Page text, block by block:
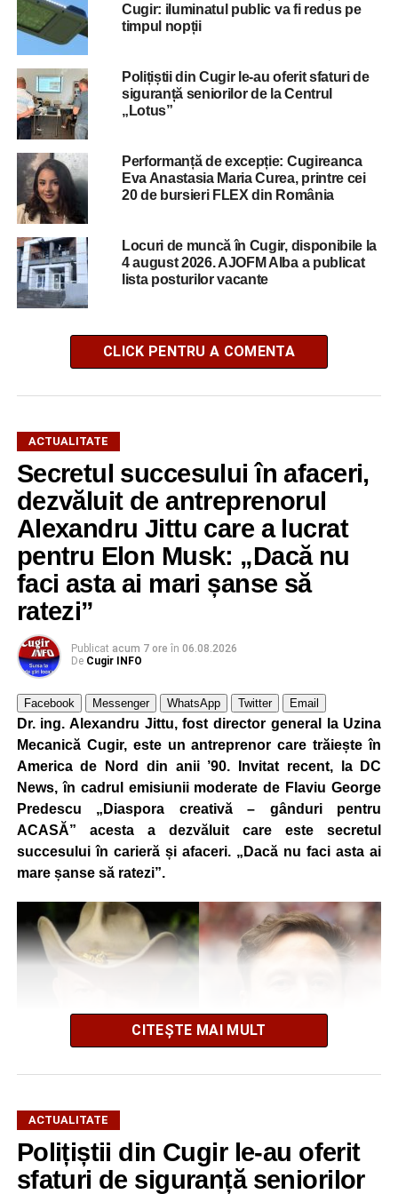
Cugir: iluminatul public va fi redus pe
timpul nopții
Polițiștii din Cugir le-au oferit sfaturi de
siguranță seniorilor de la Centrul
„Lotus”
Performanță de excepție: Cugireanca
Eva Anastasia Maria Curea, printre cei
20 de bursieri FLEX din România
Locuri de muncă în Cugir, disponibile la
4 august 2026. AJOFM Alba a publicat
lista posturilor vacante
CLICK PENTRU A COMENTA
ACTUALITATE
Secretul succesului în afaceri,
dezvăluit de antreprenorul
Alexandru Jittu care a lucrat
pentru Elon Musk: „Dacă nu
faci asta ai mari șanse să
ratezi”
Publicat acum 7 ore în 06.08.2026
De Cugir INFO
Facebook Messenger WhatsApp Twitter Email
Dr. ing. Alexandru Jittu, fost director general la Uzina
Mecanică Cugir, este un antreprenor care trăiește în
America de Nord din anii ’90. Invitat recent, la DC
News, în cadrul emisiunii moderate de Flaviu George
Predescu „Diaspora creativă – gânduri pentru
ACASĂ” acesta a dezvăluit care este secretul
succesului în carieră și afaceri. „Dacă nu faci asta ai
mare șanse să ratezi”.
El a mărturisit totodată că a avut șansa să lucreze cu Elon
Musk, fondatorul Tesla, SpaceX și xAI.
CITEȘTE MAI MULT
ACTUALITATE
Polițiștii din Cugir le-au oferit
sfaturi de siguranță seniorilor